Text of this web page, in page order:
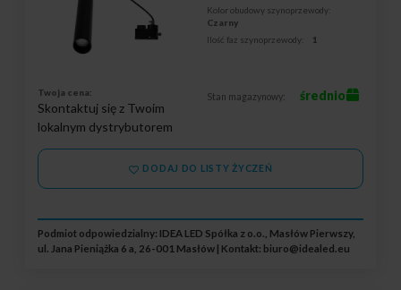
Kolor obudowy szynoprzewody:
Czarny
Ilość faz szynoprzewody:
1
Twoja cena:
Skontaktuj się z Twoim
lokalnym dystrybutorem
Stan magazynowy: średnio
DODAJ DO LISTY ŻYCZEŃ
Podmiot odpowiedzialny: IDEA LED Spółka z o.o., Masłów Pierwszy,
ul. Jana Pieniążka 6 a, 26-001 Masłów | Kontakt: biuro@idealed.eu